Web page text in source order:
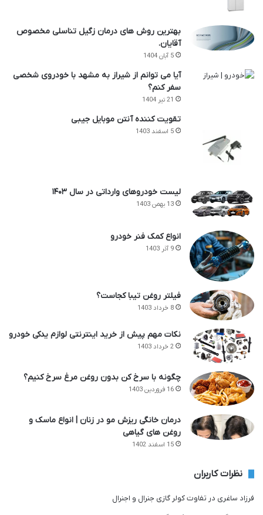
بهترین روش های درمان زگیل تناسلی مخصوص
آقایان.
5 آبان 1404
آیا می توانم از شیراز به مشهد با خودروی شخصی
سفر کنم؟
21 تیر 1404
تقویت کننده آنتن موبایل جیبی
5 اسفند 1403
لیست خودروهای وارداتی در سال ۱۴۰۳
13 بهمن 1403
انواع کمک فنر خودرو
9 آذر 1403
فیلتر روغن تیبا کجاست؟
8 خرداد 1403
نکات مهم پیش از خرید اینترنتی لوازم یدکی خودرو
2 خرداد 1403
چگونه با سرخ کن بدون روغن مرغ سرخ کنیم؟
16 فروردین 1403
درمان خانگی ریزش مو در زنان | انواع ماسک و
روغن های گیاهی
15 اسفند 1402
نظرات کاربران
فرزاد ساغری در تفاوت کولر گازی جنرال و اجنرال